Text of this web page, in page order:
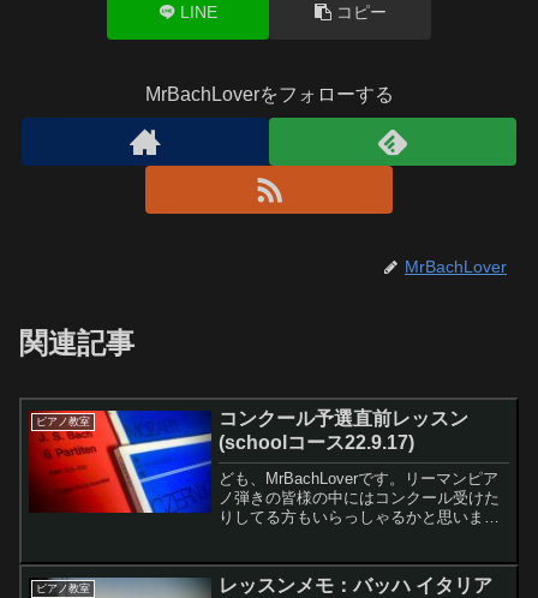
LINE コピー
MrBachLoverをフォローする
MrBachLover
関連記事
ピアノ教室
コンクール予選直前レッスン
(schoolコース22.9.17)
ども、MrBachLoverです。リーマンピア
ノ弾きの皆様の中にはコンクール受けた
りしてる方もいらっしゃるかと思いま
結構ボロボロでした〜（汗）。レモンち
ゃんあらら。何...
ピアノ教室
レッスンメモ：バッハ イタリア